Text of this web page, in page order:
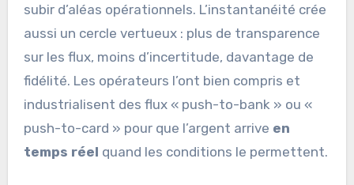
subir d’aléas opérationnels. L’instantanéité crée
aussi un cercle vertueux : plus de transparence
sur les flux, moins d’incertitude, davantage de
fidélité. Les opérateurs l’ont bien compris et
industrialisent des flux « push-to-bank » ou «
push-to-card » pour que l’argent arrive en
temps réel quand les conditions le permettent.